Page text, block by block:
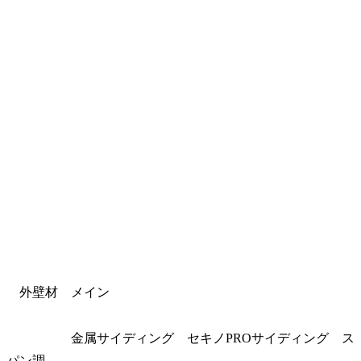
外壁材 メイン
金属サイディング セキノPROサイディング ス